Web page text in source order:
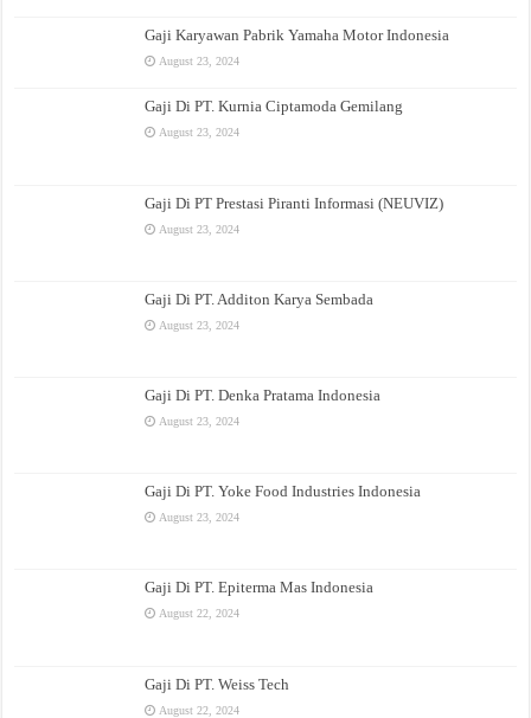
Gaji Karyawan Pabrik Yamaha Motor Indonesia
August 23, 2024
Gaji Di PT. Kurnia Ciptamoda Gemilang
August 23, 2024
Gaji Di PT Prestasi Piranti Informasi (NEUVIZ)
August 23, 2024
Gaji Di PT. Additon Karya Sembada
August 23, 2024
Gaji Di PT. Denka Pratama Indonesia
August 23, 2024
Gaji Di PT. Yoke Food Industries Indonesia
August 23, 2024
Gaji Di PT. Epiterma Mas Indonesia
August 22, 2024
Gaji Di PT. Weiss Tech
August 22, 2024